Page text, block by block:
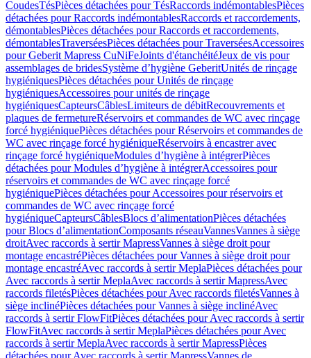
CoudesTésPièces détachées pour TésRaccords indémontablesPièces
détachées pour Raccords indémontablesRaccords et raccordements,
démontablesPièces détachées pour Raccords et raccordements,
démontablesTraverséesPièces détachées pour TraverséesAccessoires
pour Geberit Mapress CuNiFeJoints d'étanchéitéJeux de vis pour
assemblages de bridesSystème d’hygiène GeberitUnités de rinçage
hygiéniquesPièces détachées pour Unités de rinçage
hygiéniquesAccessoires pour unités de rinçage
hygiéniquesCapteursCâblesLimiteurs de débitRecouvrements et
plaques de fermetureRéservoirs et commandes de WC avec rinçage
forcé hygiéniquePièces détachées pour Réservoirs et commandes de
WC avec rinçage forcé hygiéniqueRéservoirs à encastrer avec
rinçage forcé hygiéniqueModules d’hygiène à intégrerPièces
détachées pour Modules d’hygiène à intégrerAccessoires pour
réservoirs et commandes de WC avec rinçage forcé
hygiéniquePièces détachées pour Accessoires pour réservoirs et
commandes de WC avec rinçage forcé
hygiéniqueCapteursCâblesBlocs d’alimentationPièces détachées
pour Blocs d’alimentationComposants réseauVannesVannes à siège
droitAvec raccords à sertir MapressVannes à siège droit pour
montage encastréPièces détachées pour Vannes à siège droit pour
montage encastréAvec raccords à sertir MeplaPièces détachées pour
Avec raccords à sertir MeplaAvec raccords à sertir MapressAvec
raccords filetésPièces détachées pour Avec raccords filetésVannes à
siège inclinéPièces détachées pour Vannes à siège inclinéAvec
raccords à sertir FlowFitPièces détachées pour Avec raccords à sertir
FlowFitAvec raccords à sertir MeplaPièces détachées pour Avec
raccords à sertir MeplaAvec raccords à sertir MapressPièces
détachées pour Avec raccords à sertir MapressVannes de